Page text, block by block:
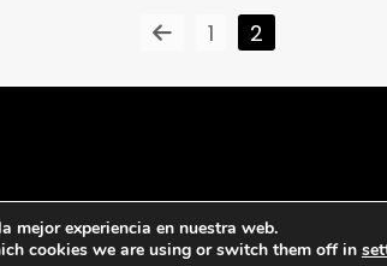
1 2
mejor experiencia en nuestra web.
cookies we are using or switch them off in